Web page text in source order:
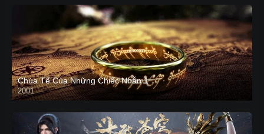
Chúa Tể Của Những Chiếc Nhẫn 1
2001